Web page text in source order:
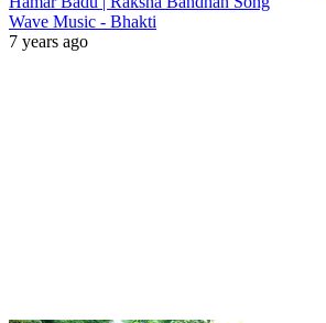
Wave Music - Bhakti
7 years ago